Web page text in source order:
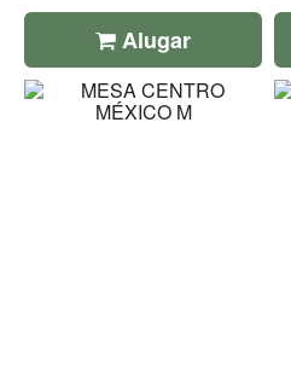
Alugar